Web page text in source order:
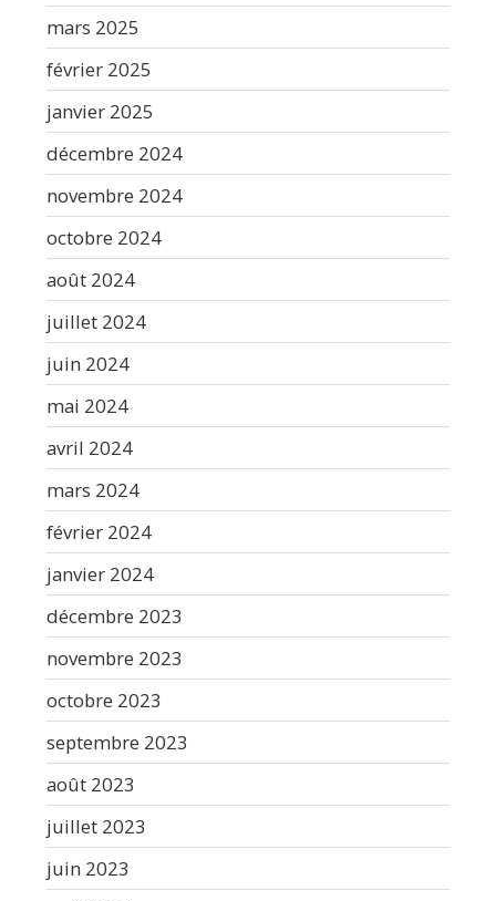
mars 2025
février 2025
janvier 2025
décembre 2024
novembre 2024
octobre 2024
août 2024
juillet 2024
juin 2024
mai 2024
avril 2024
mars 2024
février 2024
janvier 2024
décembre 2023
novembre 2023
octobre 2023
septembre 2023
août 2023
juillet 2023
juin 2023